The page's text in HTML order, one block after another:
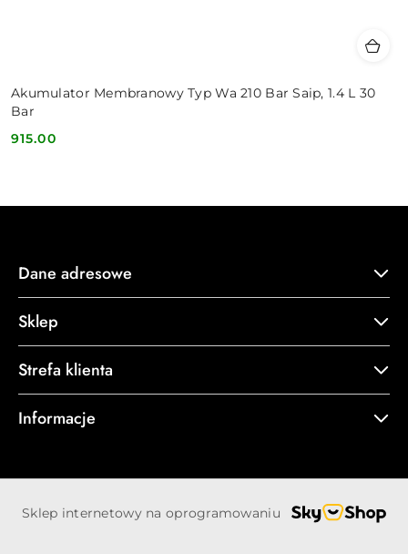
Akumulator Membranowy Typ Wa 210 Bar Saip, 1.4 L 30
Bar
Cena:
915.00
Dane adresowe
Sklep
Strefa klienta
Informacje
Sklep internetowy na oprogramowaniu